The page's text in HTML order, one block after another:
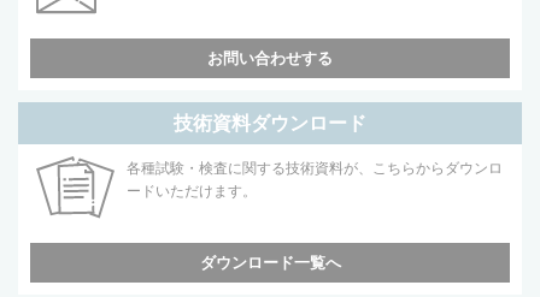
お問い合わせする
技術資料ダウンロード
各種試験・検査に関する技術資料が、こちらからダウンロ
ードいただけます。
ダウンロード一覧へ